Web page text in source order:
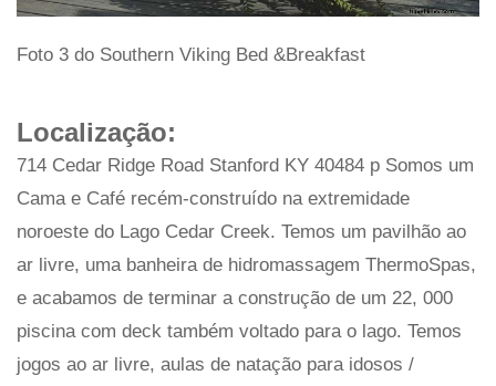
Foto 3 do Southern Viking Bed &Breakfast
Localização:
714 Cedar Ridge Road Stanford KY 40484 p Somos um
Cama e Café recém-construído na extremidade
noroeste do Lago Cedar Creek. Temos um pavilhão ao
ar livre, uma banheira de hidromassagem ThermoSpas,
e acabamos de terminar a construção de um 22, 000
piscina com deck também voltado para o lago. Temos
jogos ao ar livre, aulas de natação para idosos /